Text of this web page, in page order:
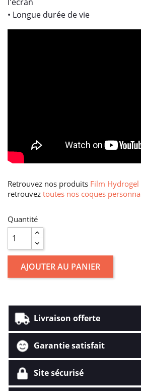
• Longue durée de vie
Retrouvez nos produits Film
retrouvez toutes nos coques
Quantité
AJOUTER AU PANIER
Livraison offerte
Garantie satisfait
Site sécurisé